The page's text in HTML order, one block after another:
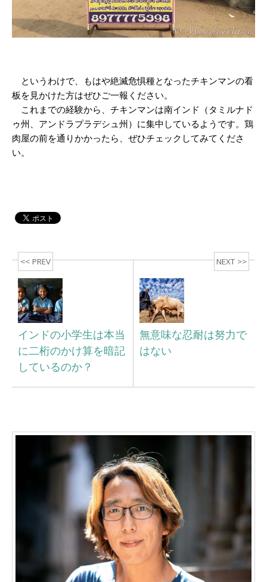
というわけで、もはや絶滅危惧種となったチキンマンの看
板を見かけた方はぜひご一報ください。
これまでの経験から、チキンマンは南インド（タミルナド
ゥ州、アンドラプラデシュ州）に集中しているようです。鶏
肉屋の前を通りかかったら、ぜひチェックしてみてくださ
い。
<< PREV
インドの小学生は本当
に二桁のかけ算を暗記
しているのか？
NEXT >>
無意味な忍耐は努力で
はない